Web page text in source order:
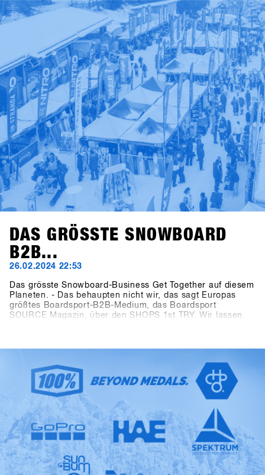
DAS GRÖSSTE SNOWBOARD
B2B...
26.02.2024 22:53
Das grösste Snowboard-Business Get Together auf diesem
Planeten. - Das behaupten nicht wir, das sagt Europas
größtes Boardsport-B2B-Medium, das Boardsport
SOURCE Magazin, über den SHOPS 1st TRY. Wir lassen
während der dreitägigen Veranstaltung 8390 Testvorgänge
aufgezeichnet. Last but not least haben auch die
Abmessungen der Outdoor Fläche mit 2400 qm und die der
Indoor Area mit 1548 qm alle „Pre-Corona“ Dimensionen
übertroffen. Der SFT ist zurück, „bigger, better and
stronger“ als je zuvor, jetzt eben als „Clearly the biggest
snowboard-business get together anywhere on the planet.